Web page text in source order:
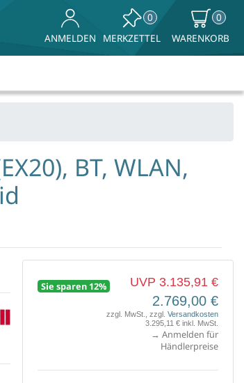
ANMELDEN
0
MERKZETTEL
0
WARENKORB
BT, WLAN,
Sie sparen 12% UVP 3.135,91 €
2.769,00 €
zzgl. MwSt., zzgl. Versandkosten
3.295,11 € inkl. MwSt.
→ Anmelden für
Händlerpreise